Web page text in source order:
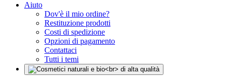
Aiuto
Dov'è il mio ordine?
Restituzione prodotti
Costi di spedizione
Opzioni di pagamento
Contattaci
Tutti i temi